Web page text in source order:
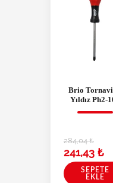
Brio
Yıldız Ph2-
284,04₺
241,43 ₺
SEPETE
EKLE